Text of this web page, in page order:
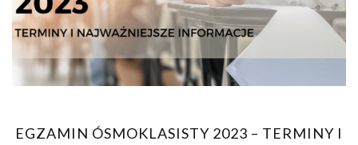
EGZAMIN ÓSMOKLASISTY 2023 – TERMINY I